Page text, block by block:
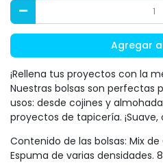
Agregar
¡Rellena tus proyectos con la
Nuestras bolsas son perfectas
usos: desde cojines y
proyectos de tapicería.
Contenido de las bolsas: Mix
Espuma de varias densidades.